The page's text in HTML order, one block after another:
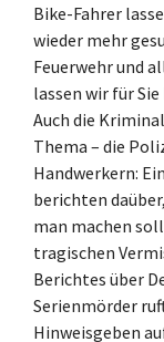
Bike-Fahrer
wieder mehr
Feuerwehr und
lassen wir für Sie
Auch die
Thema – die
Handwerkern:
berichten
man machen
tragischen
Berichtes über
Serienmörder
Hinweisgeben